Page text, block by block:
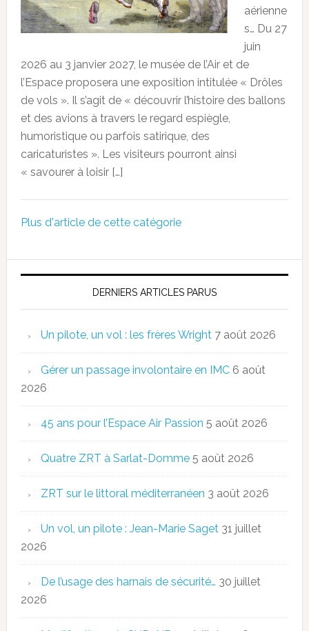
aérienne
s… Du 27
juin
2026 au 3 janvier 2027, le musée de l’Air et de
l’Espace proposera une exposition intitulée « Drôles
de vols ». Il s’agit de « découvrir l’histoire des ballons
et des avions à travers le regard espiègle,
humoristique ou parfois satirique, des
caricaturistes ». Les visiteurs pourront ainsi
« savourer à loisir […]
Plus d'article de cette catégorie
DERNIERS ARTICLES PARUS
Un pilote, un vol : les frères Wright 7 août 2026
Gérer un passage involontaire en IMC 6 août
2026
45 ans pour l’Espace Air Passion 5 août 2026
Quatre ZRT à Sarlat-Domme 5 août 2026
ZRT sur le littoral méditerranéen 3 août 2026
Un vol, un pilote : Jean-Marie Saget 31 juillet
2026
De l’usage des harnais de sécurité… 30 juillet
2026